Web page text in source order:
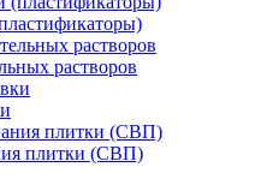
растворов
плитки (СВП)